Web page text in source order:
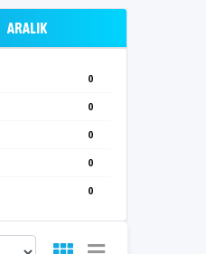
ARALIK
0
0
0
0
0